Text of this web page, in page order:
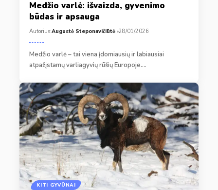
Medžio varlė: išvaizda, gyvenimo
būdas ir apsauga
Autorius:Augustė Steponavičiūtė 28/01/2026
Medžio varlė – tai viena įdomiausių ir labiausiai
atpažįstamų varliagyvių rūšių Europoje.…
KITI GYVŪNAI